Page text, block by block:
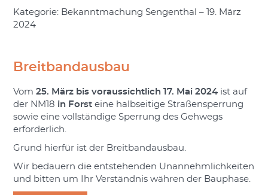
Kategorie: Bekanntmachung Sengenthal – 19. März
2024
Breitbandausbau
Vom 25. März bis voraussichtlich 17. Mai 2024ist auf
der NM18 in Forsteine halbseitige Straßensperrung
sowie eine vollständige Sperrung des Gehwegs
erforderlich.
Grund hierfür ist der Breitbandausbau.
Wir bedauern die entstehenden Unannehmlichkeiten
und bitten um Ihr Verständnis währen der Bauphase.